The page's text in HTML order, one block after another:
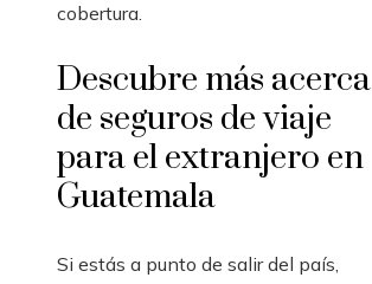
cobertura.
Descubre más acerca
de seguros de viaje
para el extranjero en
Guatemala
Si estás a punto de salir del país,